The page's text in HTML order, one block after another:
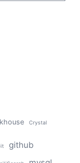
Crystal
github